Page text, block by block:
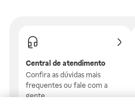
Central de atendimento
Confira as dúvidas mais
frequentes ou fale com a
gente.